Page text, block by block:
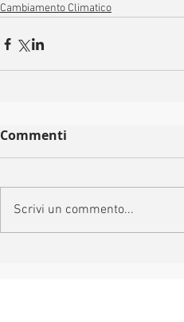
Cambiamento Climatico
Commenti
Scrivi un commento...